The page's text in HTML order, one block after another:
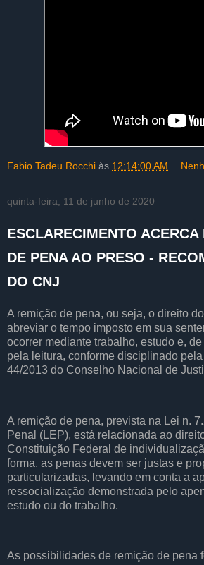
Fabio Tadeu Rocchi às 12:14:00 AM
quinta-feira, 11 de junho de 2020
ESCLARECIMENTO ACERCA
DE PENA AO PRESO -
DO CNJ
A remição de pena, ou seja, o direito
abreviar o tempo imposto em sua
ocorrer mediante trabalho, estudo e,
pela leitura, conforme disciplinado
44/2013 do Conselho Nacional de
A remição de pena, prevista na Lei n.
Penal (LEP), está relacionada ao
Constituição Federal de
forma, as penas devem ser justas e
particularizadas, levando em conta a
ressocialização demonstrada pelo
estudo ou do trabalho.
As possibilidades de remição de pena